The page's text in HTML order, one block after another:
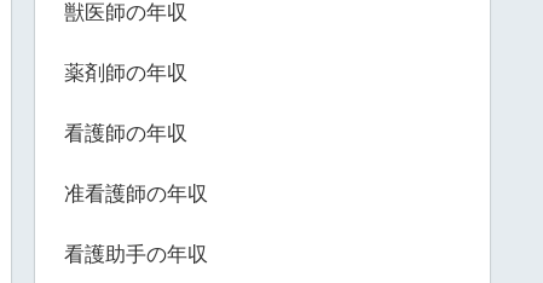
獣医師の年収
薬剤師の年収
看護師の年収
准看護師の年収
看護助手の年収